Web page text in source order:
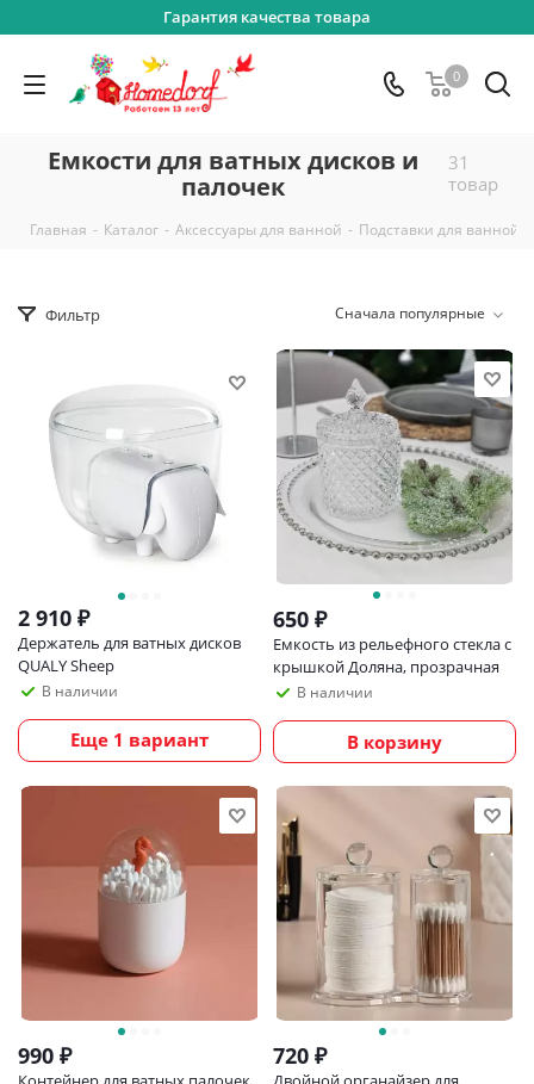
Гарантия качества товара
0
Емкости для ватных дисков и
палочек
31
товар
Главная - Каталог - Аксессуары для ванной - Подставки для ванной
Фильтр Сначала популярные
2 910 ₽
Держатель для ватных дисков
QUALY Sheep
В наличии
Еще 1 вариант
650 ₽
Емкость из рельефного стекла с
крышкой Доляна, прозрачная
В наличии
В корзину
990 ₽ 720 ₽